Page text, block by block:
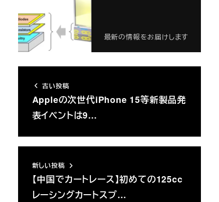
最新の情報をお届けします
古い投稿
Appleの次世代iPhone 15等新製品発
表イベントは9…
新しい投稿
【中国でカートレース】初めての125cc
レーシングカートスプ…